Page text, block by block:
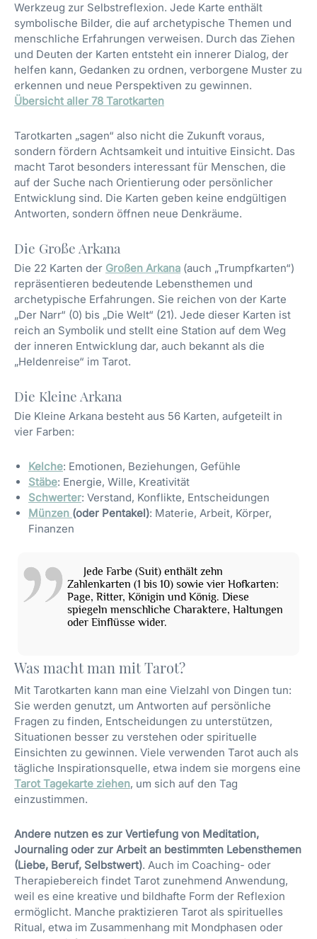
Werkzeug zur Selbstreflexion. Jede Karte enthält
symbolische Bilder, die auf archetypische Themen und
menschliche Erfahrungen verweisen. Durch das Ziehen
und Deuten der Karten entsteht ein innerer Dialog, der
helfen kann, Gedanken zu ordnen, verborgene Muster zu
erkennen und neue Perspektiven zu gewinnen.
Übersicht aller 78 Tarotkarten
Tarotkarten „sagen“ also nicht die Zukunft voraus,
sondern fördern Achtsamkeit und intuitive Einsicht. Das
macht Tarot besonders interessant für Menschen, die
auf der Suche nach Orientierung oder persönlicher
Entwicklung sind. Die Karten geben keine endgültigen
Antworten, sondern öffnen neue Denkräume.
Die Große Arkana
Die 22 Karten der Großen Arkana (auch „Trumpfkarten“)
repräsentieren bedeutende Lebensthemen und
archetypische Erfahrungen. Sie reichen von der Karte
„Der Narr“ (0) bis „Die Welt“ (21). Jede dieser Karten ist
reich an Symbolik und stellt eine Station auf dem Weg
der inneren Entwicklung dar, auch bekannt als die
„Heldenreise“ im Tarot.
Die Kleine Arkana
Die Kleine Arkana besteht aus 56 Karten, aufgeteilt in
vier Farben:
Kelche: Emotionen, Beziehungen, Gefühle
Stäbe: Energie, Wille, Kreativität
Schwerter: Verstand, Konflikte, Entscheidungen
Münzen (oder Pentakel): Materie, Arbeit, Körper,
Finanzen
Jede Farbe (Suit) enthält zehn
Zahlenkarten (1 bis 10) sowie vier Hofkarten:
Page, Ritter, Königin und König. Diese
spiegeln menschliche Charaktere, Haltungen
oder Einflüsse wider.
Was macht man mit Tarot?
Mit Tarotkarten kann man eine Vielzahl von Dingen tun:
Sie werden genutzt, um Antworten auf persönliche
Fragen zu finden, Entscheidungen zu unterstützen,
Situationen besser zu verstehen oder spirituelle
Einsichten zu gewinnen. Viele verwenden Tarot auch als
tägliche Inspirationsquelle, etwa indem sie morgens eine
Tarot Tagekarte ziehen, um sich auf den Tag
einzustimmen.
Andere nutzen es zur Vertiefung von Meditation,
Journaling oder zur Arbeit an bestimmten Lebensthemen
(Liebe, Beruf, Selbstwert). Auch im Coaching- oder
Therapiebereich findet Tarot zunehmend Anwendung,
weil es eine kreative und bildhafte Form der Reflexion
ermöglicht. Manche praktizieren Tarot als spirituelles
Ritual, etwa im Zusammenhang mit Mondphasen oder